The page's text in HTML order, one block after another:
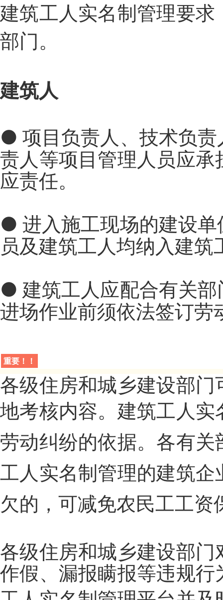
建筑工人实名制管理要
部门。
建筑人
●项目负责人、技术负
责人等项目管理人员应
应责任。
●进入施工现场的建设
员及建筑工人均纳入建
● 建筑工人应配合有关
进场作业前须依法签订
重要！！
各级住房和城乡建设部
地考核内容。 建筑工人实
劳动纠纷的依据。 各有关
工人实名制管理的建筑
欠的，可减免农民工工资
各级住房和城乡建设部
作假、漏报瞒报等违规